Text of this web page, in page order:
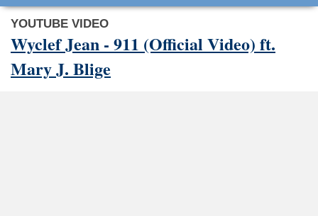
YOUTUBE VIDEO
Wyclef Jean - 911 (Official Video) ft.
Mary J. Blige